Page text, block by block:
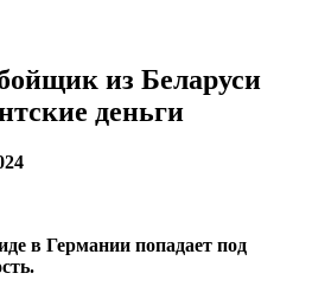
из Беларуси
деньги
в Германии попадает под